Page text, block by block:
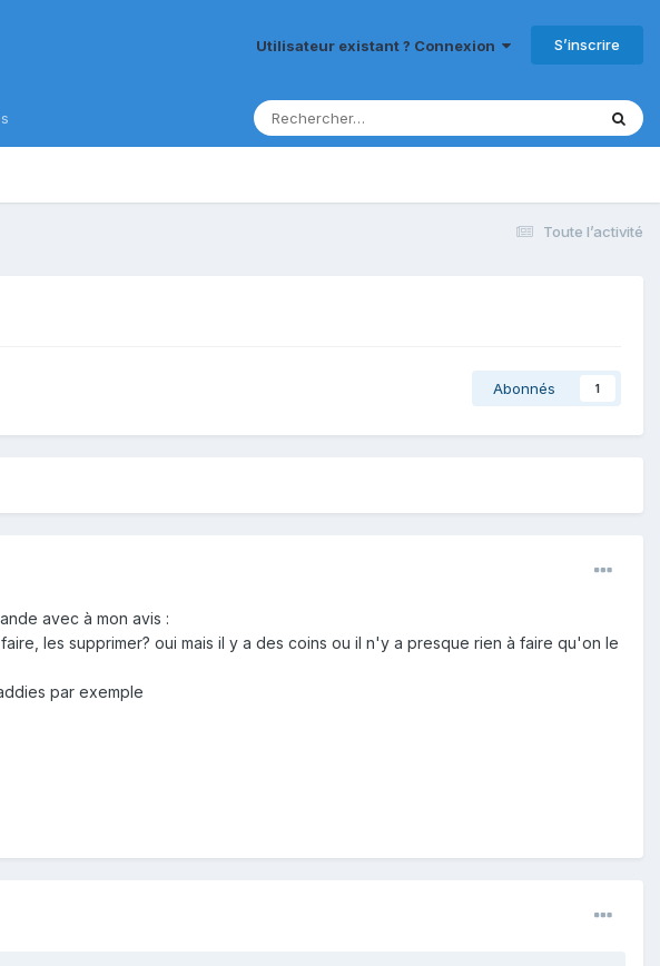
Utilisateur existant ? Connexion S’inscrire
Toute l’activité
Abonnés 1
avec à mon avis :
les supprimer? oui mais il y a des coins ou il n'y a presque rien à faire qu'on le
par exemple